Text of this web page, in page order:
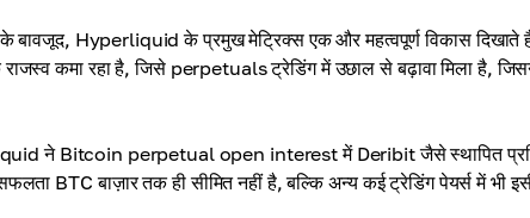
के बावजूद, Hyperliquid के प्रमुख मेट्रिक्स एक और महत्वपूर्ण विकास दिखाते
कमा रहा है, जिसे perpetuals ट्रेडिंग में उछाल से बढ़ावा मिला है,
ने Bitcoin perpetual open interest में Deribit जैसे स्थापित
BTC बाज़ार तक ही सीमित नहीं है, बल्कि अन्य कई ट्रेडिंग पेयर्स में भी